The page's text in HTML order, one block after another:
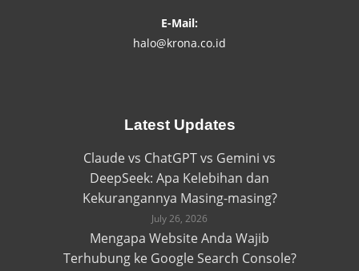
E-Mail:
halo@krona.co.id
Latest Updates
Claude vs ChatGPT vs Gemini vs
DeepSeek: Apa Kelebihan dan
Kekurangannya Masing-masing?
July 26, 2026
Mengapa Website Anda Wajib
Terhubung ke Google Search Console?